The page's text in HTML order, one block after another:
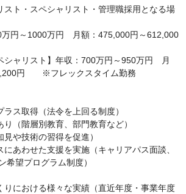
スト・スペシャリスト・管理職採用となる場
万円～1000万円　月額：475,000円～612,000
シャリスト】年収：700万円～950万円　月
円　　※フレックスタイム勤務
ラス取得（法令を上回る制度）
り（階層別教育、部門教育など）
見や技術の習得を促進）
にあわせた支援を実施（キャリアパス面談、
希望プログラム制度）
における様々な実績（直近年度・事業年度